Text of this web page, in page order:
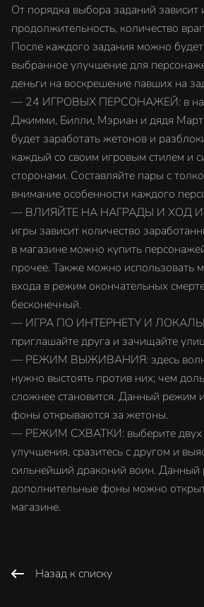
От порядка выбора заданий зависит
продолжительность, количество
После каждого задания можно
выбранное улучшение для
деньги на воскрешение павших на
— 24 ИГРОВЫХ ПЕРСОНАЖЕЙ: в
Джимми, Билли, Мэриан и дядя
будет заработать жетонов и
каждый со своим игровым стилем и
сторонами. Составляйте пары с
внимание особенности каждого
— ВЛИЯЙТЕ НА НАГРАДЫ И ХОД
игры зависит количество
в магазине можно купить
прочее. Также можно использовать
входа в режим окончательных
бесконечный.
— ИГРА ПО ИНТЕРНЕТУ И
приглашайте друга и зачищайте
— РЕЖИМ ВЫЖИВАНИЯ: здесь
нужно выстоять против них; чем
сложнее становится. Данный режим
фоны открываются за жетоны.
— РЕЖИМ СХВАТКИ: выберите двух
улучшения, сразитесь с другом и
сильнейший драконий воин.
дополнительные фоны можно
магазине.
Назад к списку